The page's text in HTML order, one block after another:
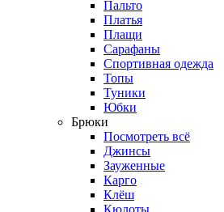
Пальто
Платья
Плащи
Сарафаны
Спортивная одежда
Топы
Туники
Юбки
Брюки
Посмотреть всё
Джинсы
Зауженные
Карго
Клёш
Кюлоты